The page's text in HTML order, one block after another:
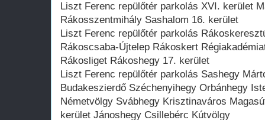
Liszt Ferenc repülőtér parkolás XVI. kerület
Rákosszentmihály Sashalom 16. kerület
Liszt Ferenc repülőtér parkolás
Rákoscsaba-Újtelep Rákoskert
Rákosliget Rákoshegy 17. kerület
Liszt Ferenc repülőtér parkolás Sashegy
Budakeszierdő Széchenyihegy Orbánhegy
Németvölgy Svábhegy Krisztinaváros
kerület Jánoshegy Csillebérc Kútvölgy